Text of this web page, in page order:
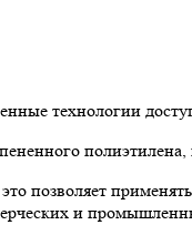
технологии
и